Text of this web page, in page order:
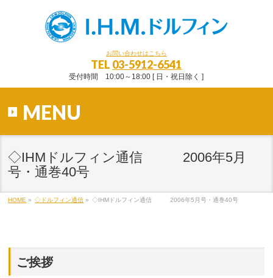
お問い合わせはこちら
TEL 03-5912-6541
受付時間 10:00～18:00 [ 日・祝日除く ]
MENU
◇IHMドルフィン通信 2006年5月
号・通巻40号
HOME » ◇ドルフィン通信 » ◇IHMドルフィン通信 2006年5月号・通巻40号
ご挨拶